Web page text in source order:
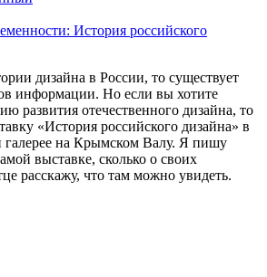
История российского
дизайна в России, то существует
информации. Но если вы хотите
развития отечественного дизайна, то
«История российского дизайна» в
галерее на Крымском Валу. Я пишу
выставке, сколько о своих
расскажу, что там можно увидеть.